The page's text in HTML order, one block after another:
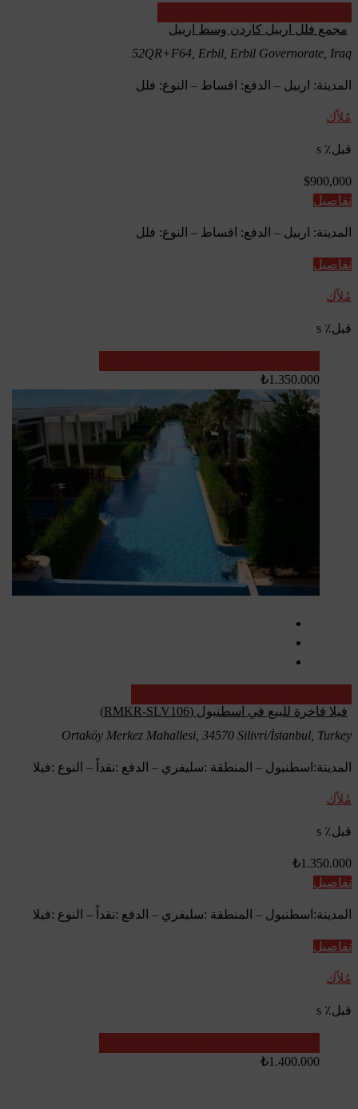
مجمع فلل اربيل كاردن وسط اربيل
52QR+F64, Erbil, Erbil Governorate, Iraq
المدينة: اربيل – الدفع: اقساط – النوع: فلل
مُلاّك
قبل٪ s
$900,000
تفاصيل
المدينة: اربيل – الدفع: اقساط – النوع: فلل
تفاصيل
مُلاّك
قبل٪ s
₺1.350.000
فيلا فاخرة للبيع في اسطنبول (RMKR-SLV106)
Ortaköy Merkez Mahallesi, 34570 Silivri/İstanbul, Turkey
المدينة:اسطنبول – المنطقة :سليفري – الدفع :نقداً – النوع :فيلا
مُلاّك
قبل٪ s
₺1.350.000
تفاصيل
المدينة:اسطنبول – المنطقة :سليفري – الدفع :نقداً – النوع :فيلا
تفاصيل
مُلاّك
قبل٪ s
₺1.400.000